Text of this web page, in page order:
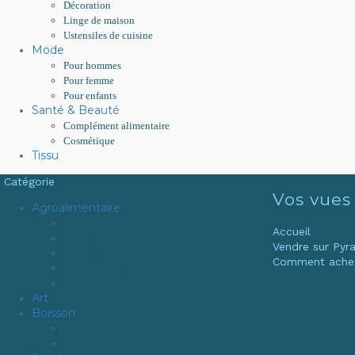
Décoration
Linge de maison
Ustensiles de cuisine
Mode
Pour hommes
Pour femme
Pour enfants
Santé & Beauté
Complément alimentaire
Cosmétique
Tissu
Catégorie
Agroalimentaire
Art
Boisson
Vos
Accueil
Vendre sur
Comment